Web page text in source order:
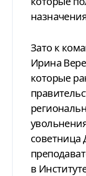
Зато к
Ирина
которые
советница
в